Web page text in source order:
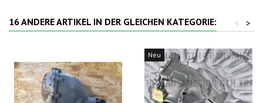
16 ANDERE ARTIKEL IN DER GLEICHEN KATEGORIE: >
<
Neu